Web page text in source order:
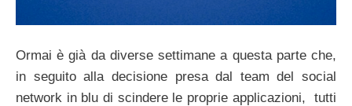
Ormai è già da diverse settimane a questa parte che,
in seguito alla decisione presa dal team del social
network in blu di scindere le proprie applicazioni, tutti